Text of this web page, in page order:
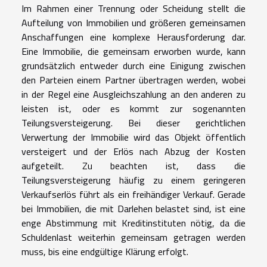
Im Rahmen einer Trennung oder Scheidung stellt die
Aufteilung von Immobilien und größeren gemeinsamen
Anschaffungen eine komplexe Herausforderung dar.
Eine Immobilie, die gemeinsam erworben wurde, kann
grundsätzlich entweder durch eine Einigung zwischen
den Parteien einem Partner übertragen werden, wobei
in der Regel eine Ausgleichszahlung an den anderen zu
leisten ist, oder es kommt zur sogenannten
Teilungsversteigerung. Bei dieser gerichtlichen
Verwertung der Immobilie wird das Objekt öffentlich
versteigert und der Erlös nach Abzug der Kosten
aufgeteilt. Zu beachten ist, dass die
Teilungsversteigerung häufig zu einem geringeren
Verkaufserlös führt als ein freihändiger Verkauf. Gerade
bei Immobilien, die mit Darlehen belastet sind, ist eine
enge Abstimmung mit Kreditinstituten nötig, da die
Schuldenlast weiterhin gemeinsam getragen werden
muss, bis eine endgültige Klärung erfolgt.